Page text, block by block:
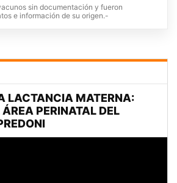
sin documentación y fueron
e información de su origen.-